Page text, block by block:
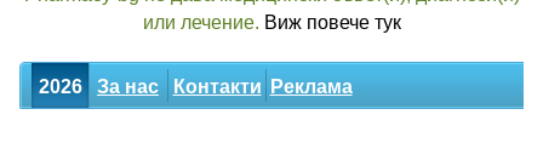
или лечение. Виж повече тук
2026 За нас Контакти Реклама